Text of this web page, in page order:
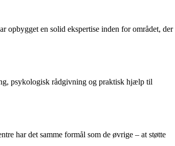
opbygget en solid ekspertise inden for området, der
psykologisk rådgivning og praktisk hjælp til
har det samme formål som de øvrige – at støtte